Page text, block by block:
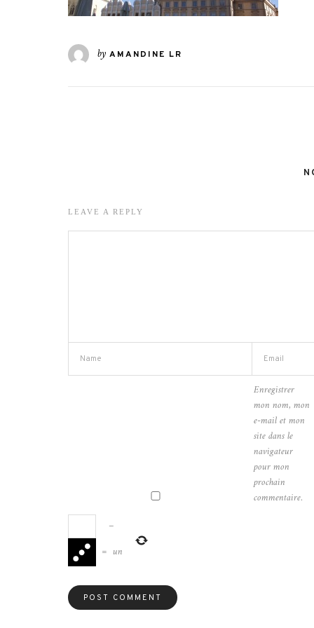
by AMANDINE LR
LEAVE A REPLY
Enregistrer
mon nom, mon
e-mail et mon
site dans le
navigateur
pour mon
prochain
commentaire.
−
= un